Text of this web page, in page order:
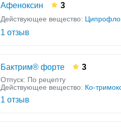
Афеноксин 3
Действующее вещество:
1 отзыв
Бактрим® форте 3
Отпуск: По рецепту
Действующее вещество: Ко-
1 отзыв